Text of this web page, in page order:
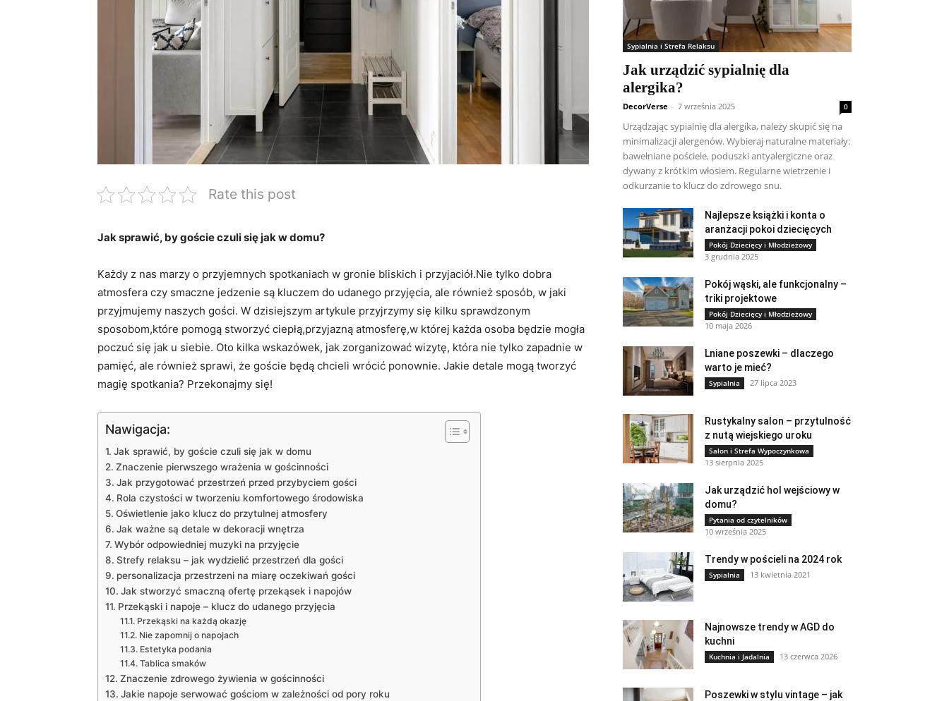
Rate this post
Jak sprawić,​ by ​goście czuli się jak w domu?
Każdy z nas marzy​ o ⁣przyjemnych spotkaniach⁢ w gronie bliskich⁢ i przyjaciół.Nie tylko‍ dobra
atmosfera czy smaczne jedzenie są kluczem do udanego ⁢przyjęcia, ale również ⁤sposób, w jaki
przyjmujemy ⁢naszych gości. W dzisiejszym artykule przyjrzymy się kilku sprawdzonym
sposobom,które ⁤pomogą stworzyć ciepłą,przyjazną⁤ atmosferę,w której każda osoba⁢ będzie mogła
poczuć się jak u ⁢siebie. Oto ⁤kilka wskazówek, jak zorganizować wizytę, która ‌nie tylko zapadnie w‌
pamięć, ale⁢ również ⁣sprawi, że⁢ goście będą​ chcieli wrócić‍ ponownie. ​Jakie detale mogą ⁤tworzyć
magię spotkania? Przekonajmy‍ się!
Nawigacja:
Jak sprawić, ‍by goście czuli ⁣się jak w ⁢domu
Znaczenie pierwszego wrażenia w gościnności
Jak przygotować przestrzeń przed przybyciem gości
Rola czystości w tworzeniu komfortowego środowiska
Oświetlenie jako klucz do⁣ przytulnej atmosfery
Jak⁤ ważne są detale w dekoracji​ wnętrza
Wybór odpowiedniej muzyki na przyjęcie
Strefy relaksu ​–⁤ jak wydzielić przestrzeń dla​ gości
personalizacja przestrzeni ⁣na miarę oczekiwań‍ gości
Jak stworzyć smaczną ofertę przekąsek ⁤i napojów
Przekąski i⁣ napoje‌ – klucz do‌ udanego ​przyjęcia
Przekąski na każdą ​okazję
Nie zapomnij o napojach
Estetyka podania
Tablica smaków
Znaczenie zdrowego żywienia w gościnności
Jakie napoje serwować gościom w zależności od pory roku
Sypialnia i Strefa Relaksu
Jak urządzić sypialnię dla
alergika?
DecorVerse - 7 września 2025 0
Urządzając sypialnię dla alergika, należy skupić się na
minimalizacji alergenów. Wybieraj naturalne materiały:
bawełniane pościele, poduszki antyalergiczne oraz
dywany z krótkim włosiem. Regularne wietrzenie i
odkurzanie to klucz do zdrowego snu.
Najlepsze książki i konta o
aranżacji pokoi dziecięcych
Pokój Dziecięcy i Młodzieżowy
3 grudnia 2025
Pokój wąski, ale funkcjonalny –
triki projektowe
Pokój Dziecięcy i Młodzieżowy
10 maja 2026
Lniane poszewki – dlaczego
warto je mieć?
Sypialnia 27 lipca 2023
Rustykalny salon – przytulność
z nutą wiejskiego uroku
Salon i Strefa Wypoczynkowa
13 sierpnia 2025
Jak urządzić hol wejściowy w
domu?
Pytania od czytelników
10 września 2025
Trendy w pościeli na 2024 rok
Sypialnia 13 kwietnia 2021
Najnowsze trendy w AGD do
kuchni
Kuchnia i Jadalnia 13 czerwca 2026
Poszewki w stylu vintage – jak